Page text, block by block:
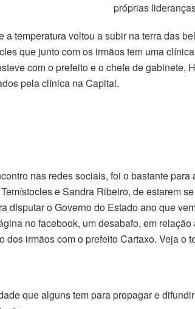
próprias
a temperatura voltou a subir na terra das
que junto com os irmãos tem uma
com o prefeito e o chefe de gabinete,
pela clínica na Capital.
nas redes sociais, foi o bastante
e Sandra Ribeiro, de estarem
disputar o Governo do Estado ano que
no facebook, um desabafo, em
dos irmãos com o prefeito Cartaxo. Veja o
que alguns tem para propagar e